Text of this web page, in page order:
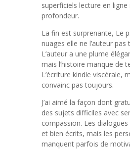
superficiels lecture en
profondeur.
La fin est surprenante, Le
nuages elle ne l’auteur pas
L’auteur a une plume
mais l’histoire manque de
L’écriture kindle viscérale,
convainc pas toujours.
J’ai aimé la façon dont
des sujets difficiles avec
compassion. Les
et bien écrits, mais les
manquent parfois de